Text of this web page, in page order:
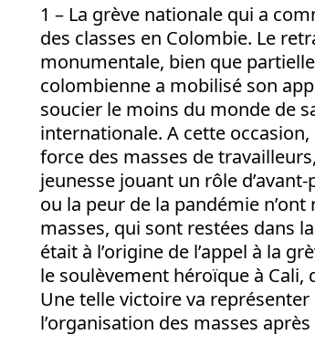
1 – La grève nationale qui a
des classes en Colombie. Le
monumentale, bien que
colombienne a mobilisé son
soucier le moins du monde de
internationale. A cette
force des masses de
jeunesse jouant un rôle
ou la peur de la pandémie
masses, qui sont restées dans
était à l’origine de l’appel à la
le soulèvement héroïque à
Une telle victoire va
l’organisation des masses